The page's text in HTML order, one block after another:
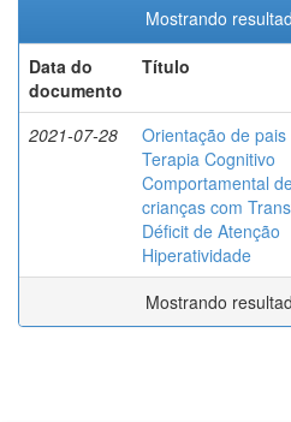
Mostrando
Data do
documento
Título
2021-07-28
Orientação de pais
Terapia Cognitivo
Comportamental
crianças com
Déficit de Atenção
Hiperatividade
Mostrando